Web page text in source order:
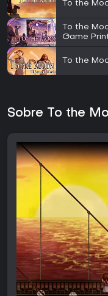
To the
To the
Game
To the
Sobre To the